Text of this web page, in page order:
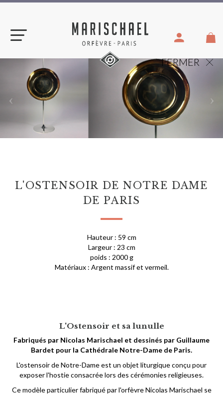
Aller
FERMER
L'OSTENSOIR DE NOTRE DAME
DE PARIS
Hauteur : 59 cm
Largeur : 23 cm
poids : 2000 g
Matériaux : Argent massif et vermeil.
L'Ostensoir et sa lunulle
Fabriqués par Nicolas Marischael et dessinés par Guillaume
Bardet pour la Cathédrale Notre-Dame de Paris.
L'ostensoir de Notre-Dame est un objet liturgique conçu pour
exposer l'hostie consacrée lors des cérémonies religieuses.
Ce modèle particulier fabriqué par l'orfèvre Nicolas Marischael se